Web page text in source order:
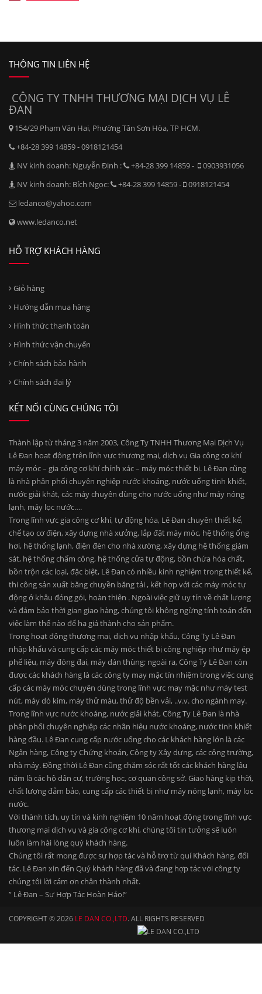
THÔNG TIN LIÊN HỆ
CÔNG TY TNHH THƯƠNG MẠI DỊCH VỤ LÊ
ĐAN
154/29 Phạm Văn Hai, Phường Tân Sơn Hòa, TP HCM.
+84-28 399 14859 - 0918121454
NV kinh doanh: Nguyễn Định :
+84-28 399 14859 -
0903931056
NV kinh doanh: Bích Ngọc:
+84-28 399 14859 -
0918121454
ledanco@yahoo.com
www.ledanco.net
HỖ TRỢ KHÁCH HÀNG
Giỏ hàng
Hướng dẫn mua hàng
Hình thức thanh toán
Hình thức vận chuyển
Chính sách bảo hành
Chính sách đại lý
KẾT NỐI CÙNG CHÚNG TÔI
Thành lập từ tháng 3 năm 2003, Công Ty TNHH Thương Mại Dịch Vụ
Lê Đan hoạt động trên lĩnh vực thương mại, dịch vụ Gia công cơ khí
máy móc – gia công cơ khí chính xác – máy móc thiết bị. Lê Đan cũng
là nhà phân phối chuyên nghiệp nước khoáng, nước uống tinh khiết,
nước giải khát, các máy chuyên dùng cho nước uống như máy nóng
lạnh, máy lọc nước….
Trong lĩnh vực gia công cơ khí, tự động hóa, Lê Đan chuyên thiết kế,
chế tạo cơ điện, xây dựng nhà xưởng, lắp đặt máy móc, hệ thống ống
hơi, hệ thống lạnh, điện đèn cho nhà xường, xây dựng hệ thống giám
sát, hệ thống chấm công, hệ thống cửa tự động, bồn chứa hóa chất,
bồn trộn các loại, đặc biệt, Lê Đan có nhiều kinh nghiệm trong thiết kế,
thi công sản xuất băng chuyền băng tải , kết hợp với các máy móc tự
động ở khâu đóng gói, hoàn thiện . Ngoài việc giữ uy tín về chất lượng
và đảm bảo thời gian giao hàng, chúng tôi không ngừng tính toán đến
việc làm thế nào để hạ giá thành cho sản phẩm.
Trong hoạt động thương mại, dịch vụ nhập khẩu, Công Ty Lê Đan
nhập khẩu và cung cấp các máy móc thiết bị công nghiệp như máy ép
phế liệu, máy đóng đai, máy dán thùng; ngoài ra, Công Ty Lê Đan còn
được các khách hàng là các công ty may mặc tín nhiệm trong việc cung
cấp các máy móc chuyên dùng trong lĩnh vực may mặc như máy test
nút, máy dò kim, máy thử màu, thử độ bền vải, ..v.v. cho ngành may.
Trong lĩnh vực nước khoáng, nước giải khát, Công Ty Lê Đan là nhà
phân phối chuyên nghiệp các nhãn hiệu nước khoáng, nước tinh khiết
hàng đầu. Lê Đan cung cấp nước uống cho các khách hàng lớn là các
Ngân hàng, Công ty Chứng khoán, Công ty Xây dựng, các công trường,
nhà máy. Đồng thời Lê Đan cũng chăm sóc rất tốt các khách hàng lâu
năm là các hộ dân cư, trường học, cơ quan công sở. Giao hàng kịp thời,
chất lượng đảm bảo, cung cấp các thiết bị như máy nóng lạnh, máy lọc
nước.
Với thành tích, uy tín và kinh nghiệm 10 năm hoạt động trong lĩnh vực
thương mại dịch vụ và gia công cơ khí, chúng tôi tin tưởng sẽ luôn
luôn làm hài lòng quý khách hàng.
Chúng tôi rất mong được sự hợp tác và hỗ trợ từ quí Khách hàng, đối
tác. Lê Đan xin đến Quý khách hàng đã và đang hợp tác với công ty
chúng tôi lời cảm ơn chân thành nhất.
” Lê Đan – Sự Hợp Tác Hoàn Hảo!”
COPYRIGHT © 2026 LE DAN CO.,LTD. ALL RIGHTS RESERVED